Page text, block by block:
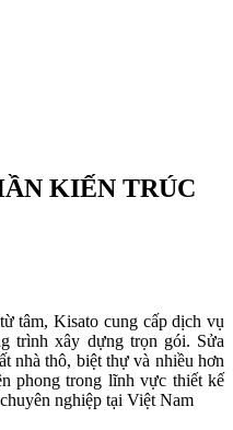
KIẾN TRÚC
tâm, Kisato cung cấp dịch vụ
trình xây dựng trọn gói. Sửa
nhà thô, biệt thự và nhiều hơn
phong trong lĩnh vực thiết kế
nghiệp tại Việt Nam